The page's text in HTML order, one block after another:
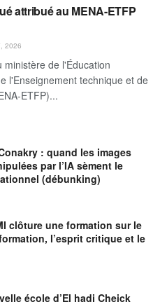
attribué au MENA-ETFP
2026
de l'Éducation
l'Enseignement technique et de
ETFP)...
: quand les images
par l’IA sèment le
(débunking)
clôture une formation sur le
l’esprit critique et le
école d’El hadj Cheick